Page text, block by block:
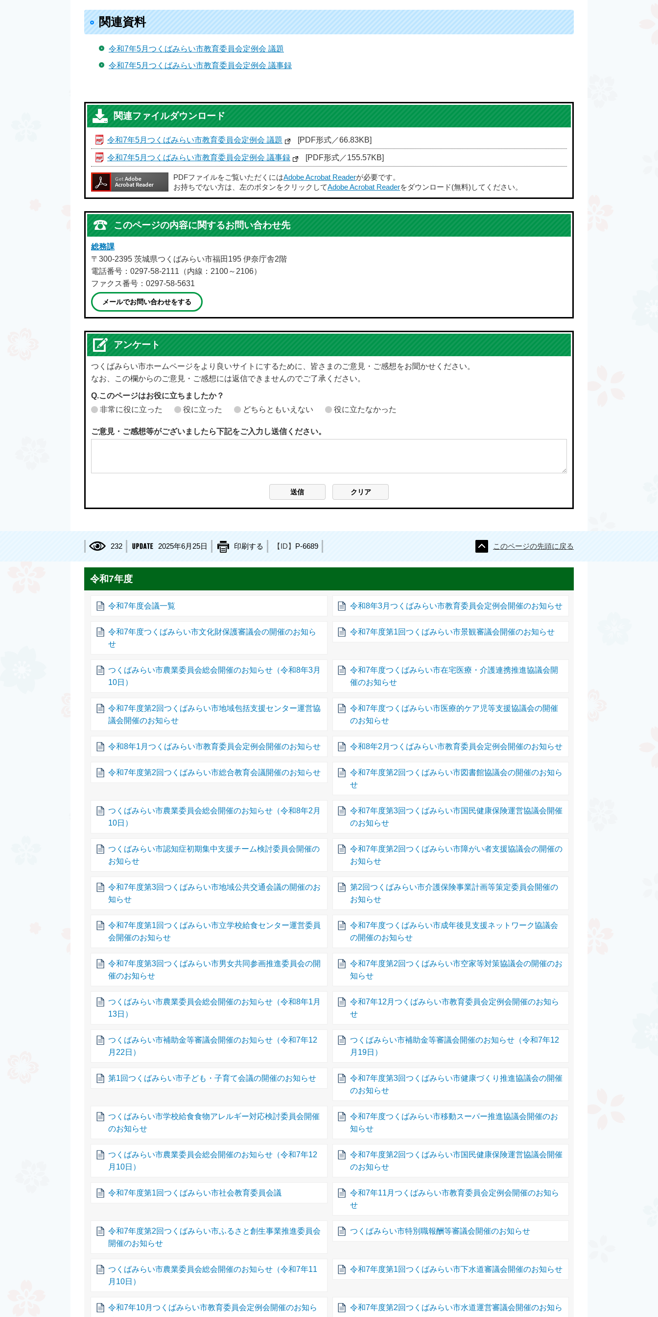
関連資料
令和7年5月つくばみらい市教育委員会定例会 議題
令和7年5月つくばみらい市教育委員会定例会 議事録
関連ファイルダウンロード
令和7年5月つくばみらい市教育委員会定例会 議題 [PDF形式／66.83KB]
令和7年5月つくばみらい市教育委員会定例会 議事録 [PDF形式／155.57KB]
PDFファイルをご覧いただくにはAdobe Acrobat Readerが必要です。
お持ちでない方は、左のボタンをクリックしてAdobe Acrobat Readerをダウンロード(無料)してください。
このページの内容に関するお問い合わせ先
総務課
〒300-2395 茨城県つくばみらい市福田195 伊奈庁舎2階
電話番号：0297-58-2111（内線：2100～2106）
ファクス番号：0297-58-5631
メールでお問い合わせをする
アンケート
つくばみらい市ホームページをより良いサイトにするために、皆さまのご意見・ご感想をお聞かせください。
なお、この欄からのご意見・ご感想には返信できませんのでご了承ください。
Q.このページはお役に立ちましたか？
非常に役に立った
役に立った どちらともいえない 役に立たなかった
ご意見・ご感想等がございましたら下記をご入力し送信ください。
232 2025年6月25日 印刷する 【ID】 P-6689 このページの先頭に戻る
令和7年度
令和7年度会議一覧 令和8年3月つくばみらい市教育委員会定例会開催のお知らせ
令和7年度つくばみらい市文化財保護審議会の開催のお知ら
せ
令和7年度第1回つくばみらい市景観審議会開催のお知らせ
つくばみらい市農業委員会総会開催のお知らせ（令和8年3月
10日）
令和7年度つくばみらい市在宅医療・介護連携推進協議会開
催のお知らせ
令和7年度第2回つくばみらい市地域包括支援センター運営協
議会開催のお知らせ
令和7年度つくばみらい市医療的ケア児等支援協議会の開催
のお知らせ
令和8年1月つくばみらい市教育委員会定例会開催のお知らせ 令和8年2月つくばみらい市教育委員会定例会開催のお知らせ
令和7年度第2回つくばみらい市総合教育会議開催のお知らせ
令和7年度第2回つくばみらい市図書館協議会の開催のお知ら
せ
つくばみらい市農業委員会総会開催のお知らせ（令和8年2月
10日）
令和7年度第3回つくばみらい市国民健康保険運営協議会開催
のお知らせ
つくばみらい市認知症初期集中支援チーム検討委員会開催の
お知らせ
令和7年度第2回つくばみらい市障がい者支援協議会の開催の
お知らせ
令和7年度第3回つくばみらい市地域公共交通会議の開催のお
知らせ
第2回つくばみらい市介護保険事業計画等策定委員会開催の
お知らせ
令和7年度第1回つくばみらい市立学校給食センター運営委員
会開催のお知らせ
令和7年度つくばみらい市成年後見支援ネットワーク協議会
の開催のお知らせ
令和7年度第3回つくばみらい市男女共同参画推進委員会の開
催のお知らせ
令和7年度第2回つくばみらい市空家等対策協議会の開催のお
知らせ
つくばみらい市農業委員会総会開催のお知らせ（令和8年1月
13日）
令和7年12月つくばみらい市教育委員会定例会開催のお知ら
せ
つくばみらい市補助金等審議会開催のお知らせ（令和7年12
月22日）
つくばみらい市補助金等審議会開催のお知らせ（令和7年12
月19日）
第1回つくばみらい市子ども・子育て会議の開催のお知らせ
令和7年度第3回つくばみらい市健康づくり推進協議会の開催
のお知らせ
つくばみらい市学校給食食物アレルギー対応検討委員会開催
のお知らせ
令和7年度つくばみらい市移動スーパー推進協議会開催のお
知らせ
つくばみらい市農業委員会総会開催のお知らせ（令和7年12
月10日）
令和7年度第2回つくばみらい市国民健康保険運営協議会開催
のお知らせ
令和7年度第1回つくばみらい市社会教育委員会議
令和7年11月つくばみらい市教育委員会定例会開催のお知ら
せ
令和7年度第2回つくばみらい市ふるさと創生事業推進委員会
開催のお知らせ
つくばみらい市特別職報酬等審議会開催のお知らせ
つくばみらい市農業委員会総会開催のお知らせ（令和7年11
月10日）
令和7年度第1回つくばみらい市下水道審議会開催のお知らせ
令和7年10月つくばみらい市教育委員会定例会開催のお知ら
令和7年度第2回つくばみらい市水道運営審議会開催のお知ら